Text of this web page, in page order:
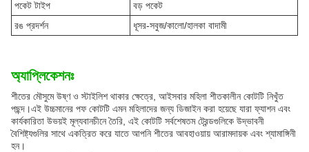
পকেট টাইপ
বড় পকেট
রঙ প্রদর্শন
ধূসর-সবুজ/কালো/হালকা বাদামী
অ্যাপ্লিকেশনঃ
শীতের মৌসুমে উষ্ণ ও স্টাইলিশ থাকার ক্ষেত্রে, আইসবার মহিলা শীতকালীন কোটটি নিখুঁত
পছন্দ।এই উচ্চমানের পফ কোটটি এমন মহিলাদের জন্য ডিজাইন করা হয়েছে যারা ফ্যাশন এবং
কার্যকারিতা উভয়ই মূল্যবানচীনে তৈরি, এই কোটটি সর্বশেষতম ট্রেন্ডগুলিকে উদ্ভাবনী
বৈশিষ্ট্যগুলির সাথে একত্রিত করে যাতে আপনি শীতের আবহাওয়ায় আরামদায়ক এবং শ্যামাঙ্গিনী
হন।